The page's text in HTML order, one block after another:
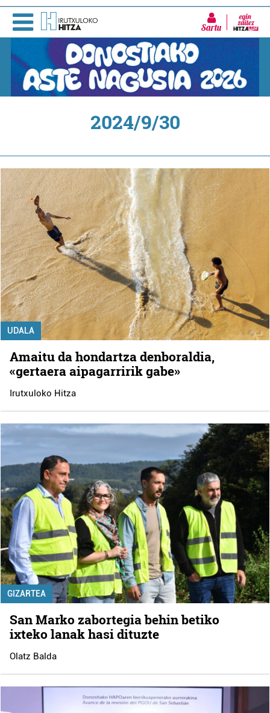
Sartu
2024/9/30
UDALA
Amaitu da hondartza denboraldia,
«gertaera aipagarririk gabe»
Irutxuloko Hitza
GIZARTEA
San Marko zabortegia behin betiko
ixteko lanak hasi dituzte
Olatz Balda